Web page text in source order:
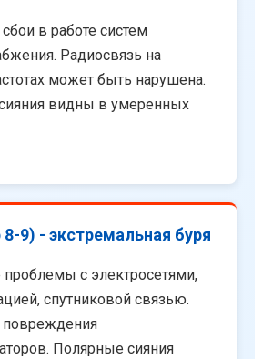
в работе систем
Радиосвязь на
может быть нарушена.
видны в умеренных
8-9) - экстремальная буря
с электросетями,
спутниковой связью.
Полярные сияния